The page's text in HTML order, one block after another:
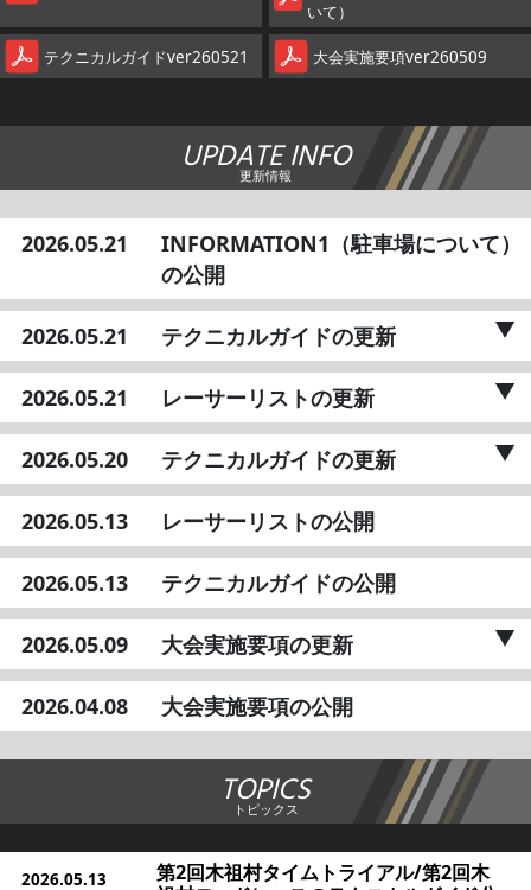
いて）
テクニカルガイドver260521 大会実施要項ver260509
UPDATE INFO
更新情報
2026.05.21
INFORMATION1（駐車場について）
の公開
2026.05.21 テクニカルガイドの更新
2026.05.21 レーサーリストの更新
2026.05.20 テクニカルガイドの更新
2026.05.13 レーサーリストの公開
2026.05.13 テクニカルガイドの公開
2026.05.09 大会実施要項の更新
2026.04.08 大会実施要項の公開
TOPICS
トピックス
2026.05.13
第2回木祖村タイムトライアル/第2回木